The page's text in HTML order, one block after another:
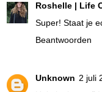
Roshelle | Life
Super! Staat je
Beantwoorden
Unknown 2 juli